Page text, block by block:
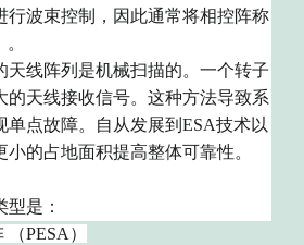
行波束控制，因此通常将相控阵称
天线阵列是机械扫描的。一个转子
的天线接收信号。这种方法导致系
单点故障。自从发展到ESA技术以
的占地面积提高整体可靠性。
是：
PESA）